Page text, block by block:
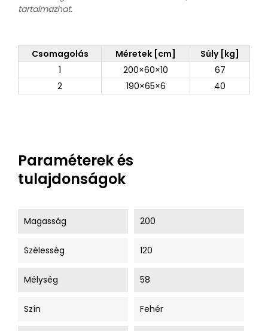
tartalmazhat.
Csomagolás Méretek [cm]
Súly [kg]
1
200×60×10
67
2
190×65×6 40
Paraméterek és
tulajdonságok
Magasság 200
Szélesség 120
Mélység 58
Szín Fehér